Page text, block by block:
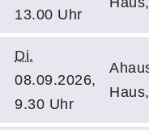
13.00 Uhr
Di.
08.09.2026,
9.30 Uhr